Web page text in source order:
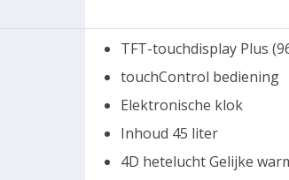
TFT-touchdisplay Plus
touchControl bediening
Elektronische klok
Inhoud 45 liter
4D hetelucht Gelijke